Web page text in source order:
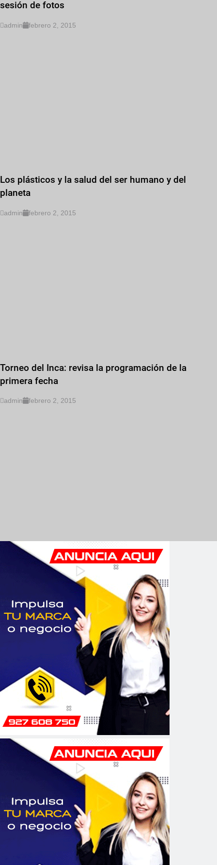
sesión de fotos
admin febrero 2, 2015
Los plásticos y la salud del ser humano y del
planeta
admin febrero 2, 2015
Torneo del Inca: revisa la programación de la
primera fecha
admin febrero 2, 2015